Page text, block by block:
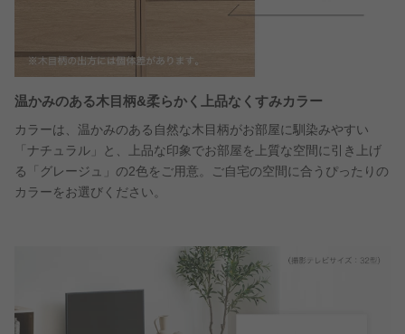
温かみのある木目柄&柔らかく上品なくすみカラー
カラーは、温かみのある自然な木目柄がお部屋に馴染みやすい
「ナチュラル」と、上品な印象でお部屋を上質な空間に引き上げ
る「グレージュ」の2色をご用意。ご自宅の空間に合うぴったりの
カラーをお選びください。